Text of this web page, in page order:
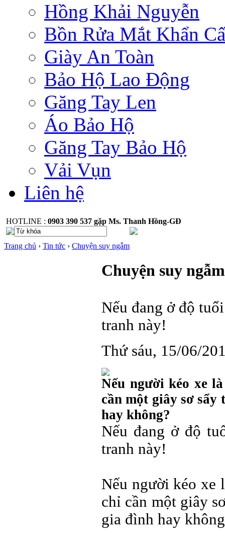
Hồng Khải Nguyễn
Bồn Rửa Mắt Khẩn
Giày An Toàn
Bảo Hộ Lao Động
Găng Tay Len
Áo Bảo Hộ
Găng Tay Bảo Hộ
Vải Vụn
Liên hệ
HOTLINE : 0903 390 537 gặp Ms. Thanh Hồng-GĐ
Trang chủ › Tin tức › Chuyện suy ngẫm
Chuyện suy ngẫm
Nếu đang ở độ
tranh này!
Thứ sáu, 15/06/
Nếu người kéo xe
cần một giây sơ
hay không?
Nếu đang ở độ
tranh này!
Nếu người kéo xe
chỉ cần một giây
gia đình hay